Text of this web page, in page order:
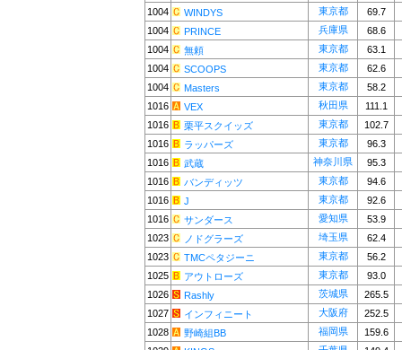
1004
WINDYS 東京都
69.7
1004
PRINCE 兵庫県
68.6
1004
無頼 東京都
63.1
1004
SCOOPS 東京都
62.6
1004
Masters 東京都
58.2
1016
VEX 秋田県
111.1
1016
栗平スクイッズ 東京都
102.7
1016
ラッパーズ 東京都
96.3
1016
武蔵 神奈川県
95.3
1016
バンディッツ 東京都
94.6
1016
J 東京都
92.6
1016
サンダース 愛知県
53.9
1023
ノドグラーズ 埼玉県
62.4
1023
TMCペタジーニ 東京都
56.2
1025
アウトローズ 東京都
93.0
1026
Rashly 茨城県
265.5
1027
インフィニート 大阪府
252.5
1028
野崎組BB 福岡県
159.6